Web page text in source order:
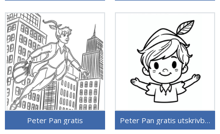
Peter Pan gratis Peter Pan gratis utskrivbar